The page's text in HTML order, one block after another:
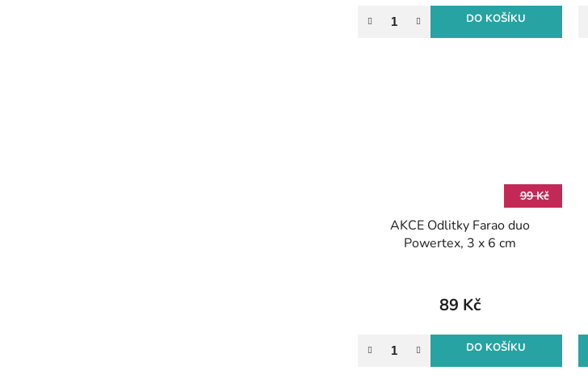
DO KOŠÍKU
99 Kč
AKCE Odlitky Farao duo
Powertex, 3 x 6 cm
89 Kč
DO KOŠÍKU